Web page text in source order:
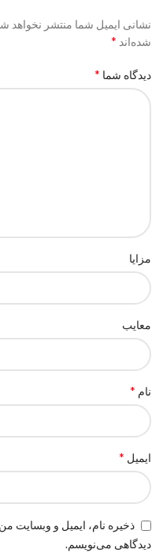
نشانی ایمیل شما منتشر نخواهد
شده‌اند *
دیدگاه شما *
مزایا
معایب
نام *
ایمیل *
ذخیره نام، ایمیل و وبسایت
دیدگاهی می‌نویسم.